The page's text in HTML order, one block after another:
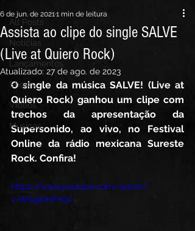
All Posts
Notícias
Lançamentos
Shows
Vídeos
Músicas
Assista ao clipe do single SALVE
(Live at Quiero Rock)
6 de jun. de 20211 min de leitura
Atualizado: 27 de ago. de 2023
O single da música SALVE! (Live at
Quiero Rock) ganhou um clipe com
trechos da apresentação da
Supersonido, ao vivo, no Festival
Online da rádio mexicana Sureste
Rock. Confira!
https://www.youtube.com/watch?
v=WSgEInPYqlI